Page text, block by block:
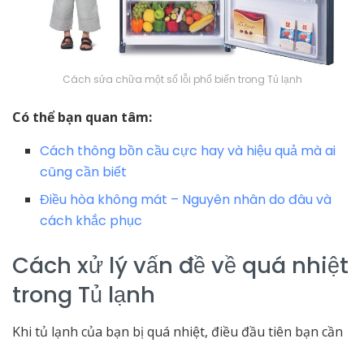
Cách sửa chữa một số lỗi phổ biến trong Tủ lạnh
Có thể bạn quan tâm:
Cách thông bồn cầu cực hay và hiệu quả mà ai
cũng cần biết
Điều hòa không mát – Nguyên nhân do đâu và
cách khắc phục
Cách xử lý vấn đề về quá nhiệt
trong Tủ lạnh
Khi tủ lạnh của bạn bị quá nhiệt, điều đầu tiên bạn cần